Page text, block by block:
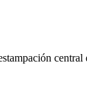
central